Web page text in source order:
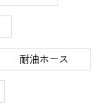
耐油ホース